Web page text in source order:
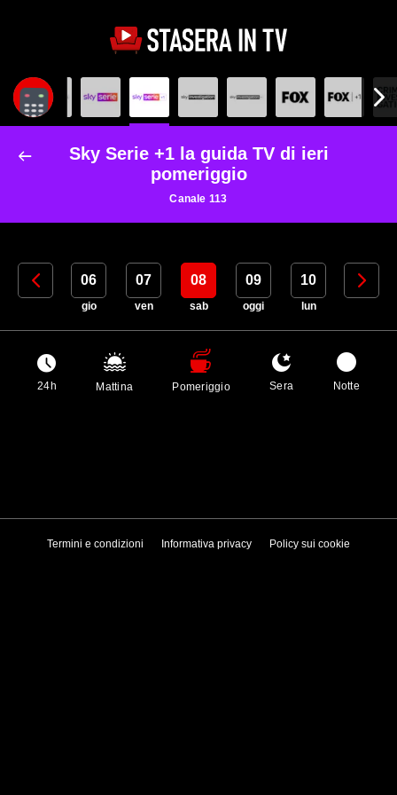
Sky Serie +1 la guida TV di ieri
pomeriggio
Canale 113
05 06
gio
07
ven
08
sab
09
oggi
10
lun
11
24h Mattina Pomeriggio Sera Notte
Termini e condizioni Informativa privacy Policy sui cookie